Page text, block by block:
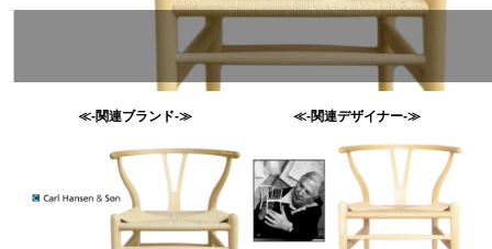
≪-関連ブランド-≫ ≪-関連デザイナー-≫